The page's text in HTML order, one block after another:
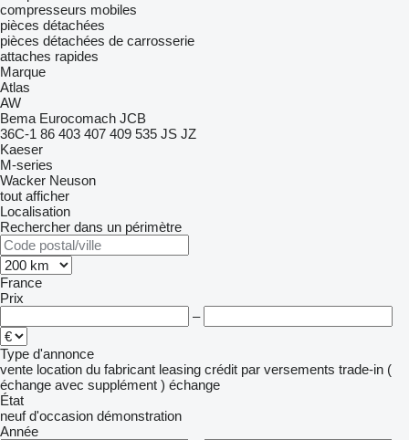
compresseurs mobiles
pièces détachées
pièces détachées de carrosserie
attaches rapides
Marque
Atlas
AW
Bema Eurocomach JCB
36C-1 86 403 407 409 535 JS JZ
Kaeser
M-series
Wacker Neuson
tout afficher
Localisation
Rechercher dans un périmètre
France
Prix
–
Type d'annonce
vente location du fabricant leasing crédit par versements trade-in (
échange avec supplément ) échange
État
neuf d'occasion démonstration
Année